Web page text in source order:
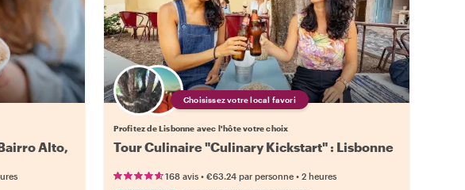
Alto,
Choisissez votre local favori
Profitez de Lisbonne avec l'hôte votre choix
Tour Culinaire "Culinary Kickstart" : Lisbonne
168 avis• €63.24 par personne• 2 heures